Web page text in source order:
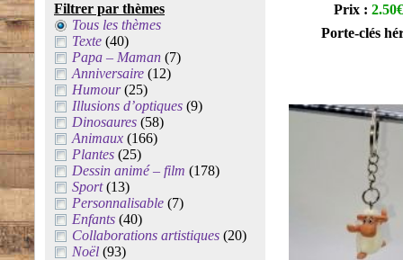
Filtrer par thèmes
Tous les thèmes
Texte (40)
Papa – Maman (7)
Anniversaire (12)
Humour(25)
Illusions d’optiques (9)
Dinosaures (58)
Animaux (166)
Plantes (25)
Dessin animé – film (178)
Sport(13)
Personnalisable (7)
Enfants (40)
Collaborations artistiques (20)
Noël (93)
Prix : 2.50€
Porte-clés